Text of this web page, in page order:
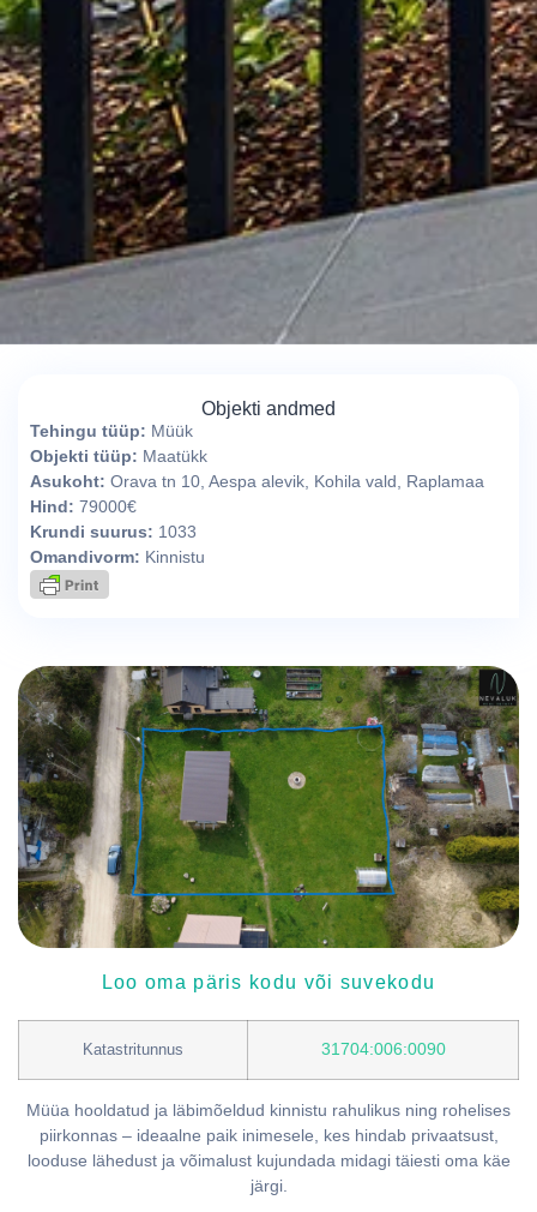
Objekti andmed
Tehingu tüüp: Müük
Objekti tüüp: Maatükk
Asukoht: Orava tn 10, Aespa alevik, Kohila vald, Raplamaa
Hind: 79000€
Krundi suurus: 1033
Omandivorm: Kinnistu
Loo oma päris kodu või suvekodu
Katastritunnus 31704:006:0090
Müüa hooldatud ja läbimõeldud kinnistu rahulikus ning rohelises
piirkonnas – ideaalne paik inimesele, kes hindab privaatsust,
looduse lähedust ja võimalust kujundada midagi täiesti oma käe
järgi.